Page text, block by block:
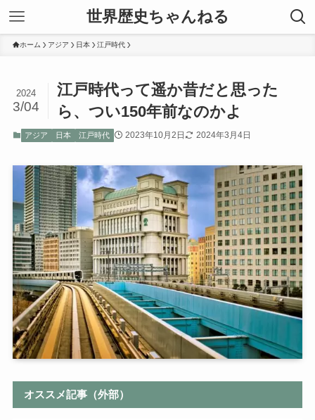
世界歴史ちゃんねる
ホーム アジア 日本 江戸時代
江戸時代って遥か昔だと思った
ら、つい150年前なのかよ
2024
3/04
アジア 日本 江戸時代 2023年10月2日 2024年3月4日
オススメ記事（外部）